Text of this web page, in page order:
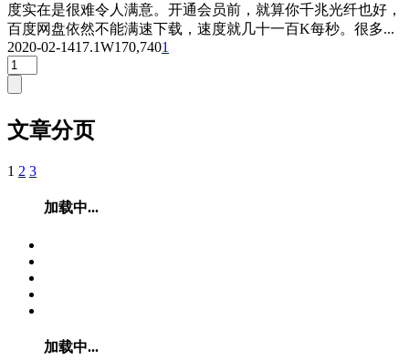
度实在是很难令人满意。开通会员前，就算你千兆光纤也好，
百度网盘依然不能满速下载，速度就几十一百K每秒。很多...
2020-02-1417.1W170,7401
文章分页
1 2 3
加载中...
加载中...